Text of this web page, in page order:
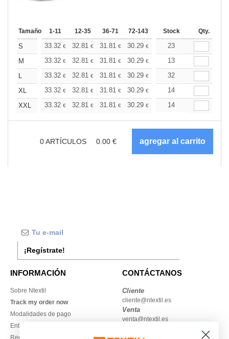
Tamaño 1-11 12-35 36-71 72-143 144-287 288 +
Stock Qty.
S 33.32 € 32.81 € 31.81 € 30.29 € 28.77€
23
M
33.32 € 32.81 € 31.81 € 30.29 € 28.77€
13
L
33.32 € 32.81 € 31.81 € 30.29 € 28.77€
32
XL
33.32 € 32.81 € 31.81 € 30.29 € 28.77€
14
XXL
33.32 € 32.81 € 31.81 € 30.29 € 28.77€
14
0ARTÍCULOS 0.00 €
¡Regístrate!
INFORMACIÓN
Sobre Ntextil
Track my order now
Modalidades de pago
Entrega
CONTÁCTANOS
Cliente
cliente@ntextil.es
Venta
venta@ntextil.es